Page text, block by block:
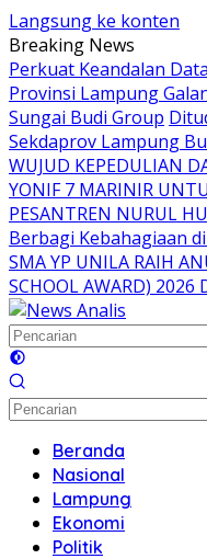
Langsung ke konten
Breaking News
Perkuat Keandalan
Provinsi Lampung
Sungai Budi Group
Sekdaprov Lampung
WUJUD KEPEDULIAN
YONIF 7 MARINIR
PESANTREN NURUL
Berbagi Kebahagiaan
SMA YP UNILA RAIH
SCHOOL AWARD) 2026
Beranda
Nasional
Lampung
Ekonomi
Politik